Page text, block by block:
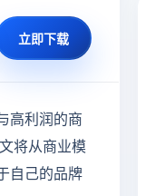
立即下载
高利润的商
将从商业模
自己的品牌